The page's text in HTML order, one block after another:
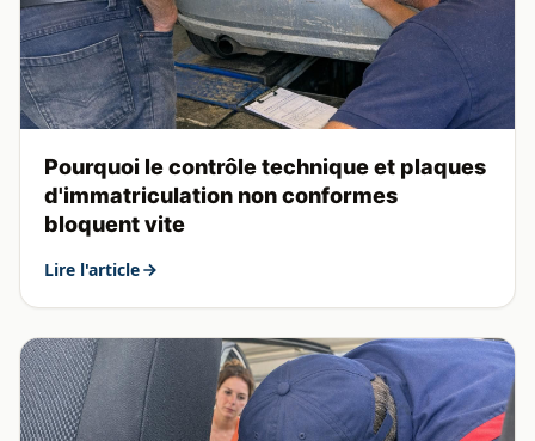
Pourquoi le contrôle technique et plaques
d'immatriculation non conformes
bloquent vite
Lire l'article